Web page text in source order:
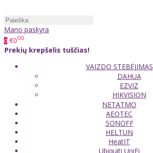
Mano paskyra
0 €000
Prekių krepšelis tuščias!
VAIZDO STEBĖJIMAS
DAHUA
EZVIZ
HIKVISION
NETATMO
AEOTEC
SONOFF
HELTUN
HeatIT
Ubiquiti UniFi